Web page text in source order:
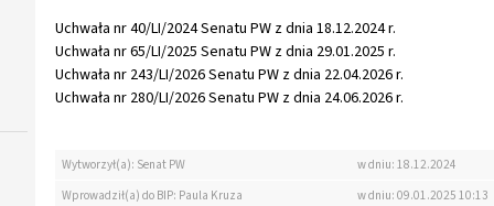
Uchwała nr 40/LI/2024 Senatu PW z dnia 18.12.2024 r.
Uchwała nr 65/LI/2025 Senatu PW z dnia 29.01.2025 r.
Uchwała nr 243/LI/2026 Senatu PW z dnia 22.04.2026 r.
Uchwała nr 280/LI/2026 Senatu PW z dnia 24.06.2026 r.
Wytworzył(a): Senat PW
w dniu: 18.12.2024
Wprowadził(a) do BIP: Paula Kruza
w dniu: 09.01.2025 10:13